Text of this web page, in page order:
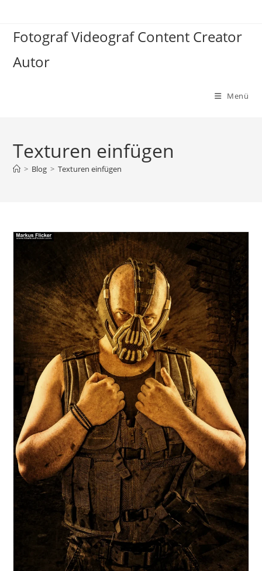
springen
Fotograf Videograf Content Creator
Autor
Menü
Texturen einfügen
> Blog > Texturen einfügen